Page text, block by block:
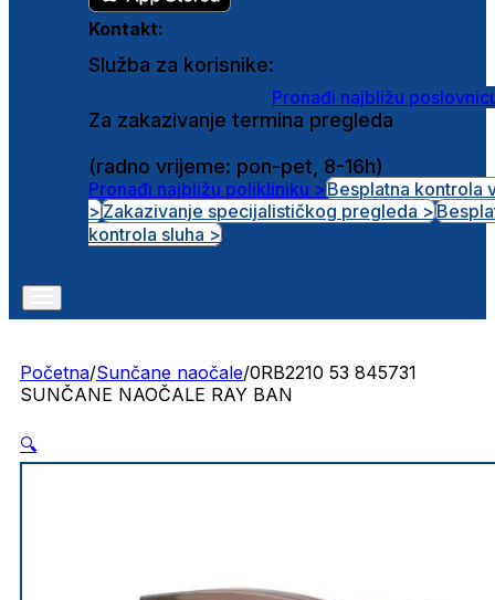
Kontakt:
Služba za korisnike:
Pronađi najbližu
Za zakazivanje termina pregleda
(radno vrijeme: pon-pet, 8-16h)
Pronađi najbližu polikliniku >Besplatna kontrola
>Zakazivanje specijalističkog pregleda >
kontrola sluha >
Početna/Sunčane naočale/0RB2210 53 845731
SUNČANE NAOČALE RAY BAN
🔍